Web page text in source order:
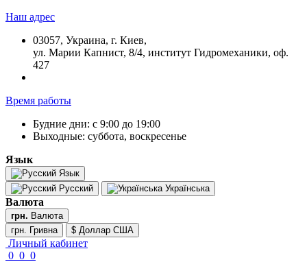
Наш адрес
03057, Украина, г. Киев,
ул. Марии Капнист, 8/4, институт Гидромеханики, оф.
427
Время работы
Будние дни: с 9:00 до 19:00
Выходные: суббота, воскресенье
Язык
Язык
Русский
Українська
Валюта
грн. Валюта
грн. Гривна
$ Доллар США
Личный кабинет
0 0 0